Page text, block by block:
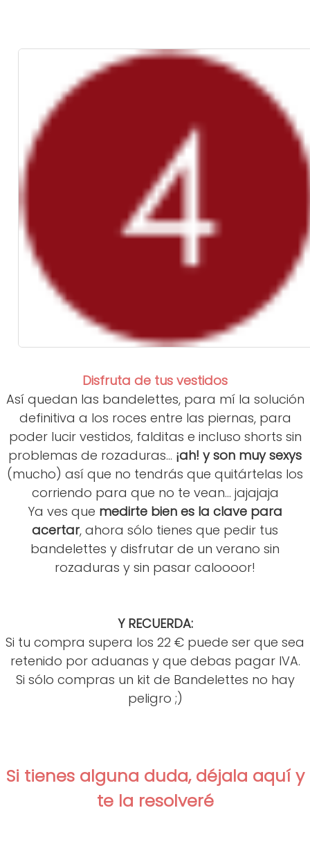
Disfruta de tus vestidos
Así quedan las bandelettes, para mí la solución
definitiva a los roces entre las piernas, para
poder lucir vestidos, falditas e incluso shorts sin
problemas de rozaduras... ¡ah! y son muy sexys
(mucho) así que no tendrás que quitártelas los
corriendo para que no te vean... jajajaja
Ya ves que medirte bien es la clave para
acertar, ahora sólo tienes que pedir tus
bandelettes y disfrutar de un verano sin
rozaduras y sin pasar caloooor!
Y RECUERDA:
Si tu compra supera los 22 € puede ser que sea
retenido por aduanas y que debas pagar IVA.
Si sólo compras un kit de Bandelettes no hay
peligro ;)
Si tienes alguna duda, déjala aquí y
te la resolveré